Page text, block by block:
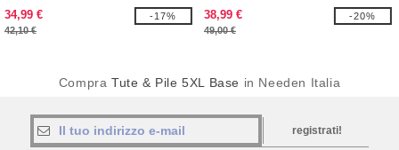
34,99 €
42,10 €
-17%
38,99 €
49,00 €
-20%
Compra Tute & Pile 5XL Base in Needen Italia
registrati!